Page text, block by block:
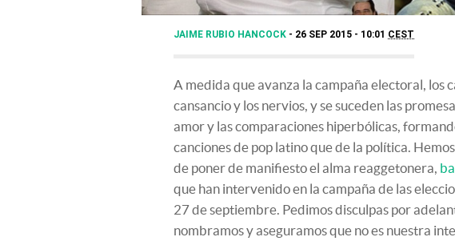
JAIME RUBIO HANCOCK 26 SEP 2015 - 10:01 CEST
A medida que avanza la campaña electoral, los
cansancio y los nervios, y se suceden las
amor y las comparaciones hiperbólicas,
canciones de pop latino que de la política.
de poner de manifiesto el alma reaggetonera,
que han intervenido en la campaña de las
27 de septiembre. Pedimos disculpas por
nombramos y aseguramos que no es nuestra